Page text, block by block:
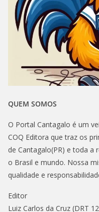
QUEM SOMOS
O Portal Cantagalo é um
COQ Editora que traz os
de Cantagalo(PR) e toda
o Brasil e mundo. Nossa
qualidade e
Editor
Luiz Carlos da Cruz (DRT